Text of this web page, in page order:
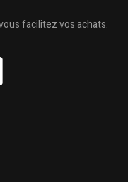
facilitez vos achats.